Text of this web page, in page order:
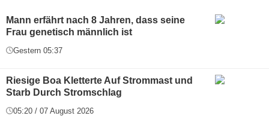
Mann erfährt nach 8 Jahren, dass seine
Frau genetisch männlich ist
Gestern 05:37
Riesige Boa Kletterte Auf Strommast und
Starb Durch Stromschlag
05:20 / 07 August 2026